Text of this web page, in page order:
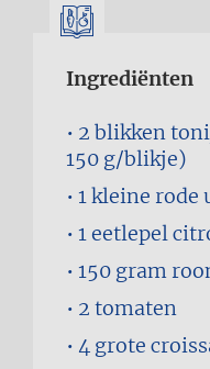
Ingrediënten
2 blikken
150 g/blikje)
1kleine rode
1 eetlepel
150 gram
2 tomaten
4 grote